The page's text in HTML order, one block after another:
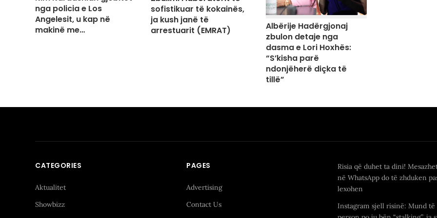
nga policia e Los
Angelesit, u kap në
makinë me…
sofistikuar të kokainës,
ja kush janë të
arrestuarit (EMRAT)
Albërije Hadërgjonaj
zbulon detaje nga
dasma e Lori Hoxhës:
“S’kisha parë
ndonjëherë diçka të
tillë”
CATEGORIES
Aktualitet
Showbizz
PAGES
Advertising
Contact Us
Risia që duhet ta dini!
në WhatsApp do të zhduken
lexohen
Instagram sjell risinë: Mund